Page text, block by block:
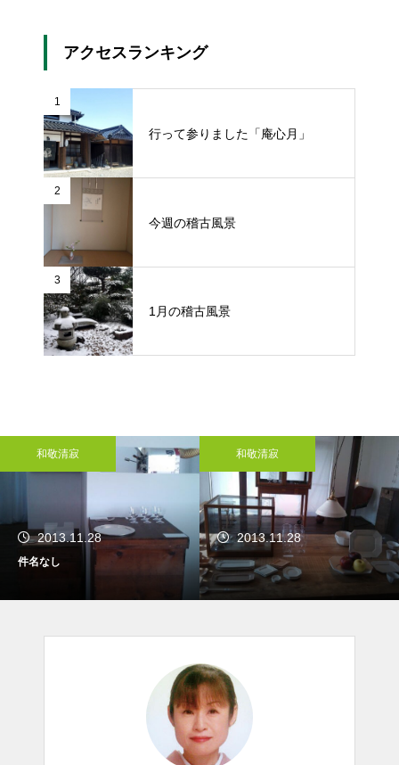
アクセスランキング
1
行って参りました「庵心月」
2
今週の稽古風景
3
1月の稽古風景
和敬清寂
2013.11.28
件名なし
和敬清寂
2013.11.28